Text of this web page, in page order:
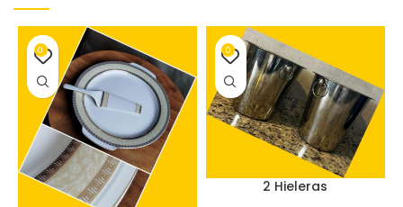
0
2 Hieleras
0